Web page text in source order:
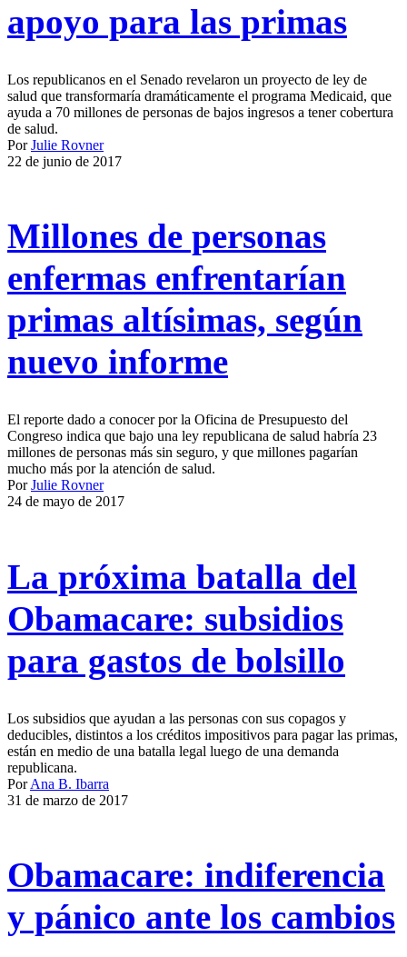
apoyo para las primas
Los republicanos en el Senado revelaron un proyecto de ley de
salud que transformaría dramáticamente el programa Medicaid, que
ayuda a 70 millones de personas de bajos ingresos a tener cobertura
de salud.
PorJulie Rovner
22 de junio de 2017
Millones de personas
enfermas enfrentarían
primas altísimas, según
nuevo informe
El reporte dado a conocer por la Oficina de Presupuesto del
Congreso indica que bajo una ley republicana de salud habría 23
millones de personas más sin seguro, y que millones pagarían
mucho más por la atención de salud.
PorJulie Rovner
24 de mayo de 2017
La próxima batalla del
Obamacare: subsidios
para gastos de bolsillo
Los subsidios que ayudan a las personas con sus copagos y
deducibles, distintos a los créditos impositivos para pagar las primas,
están en medio de una batalla legal luego de una demanda
republicana.
PorAna B. Ibarra
31 de marzo de 2017
Obamacare: indiferencia
y pánico ante los cambios